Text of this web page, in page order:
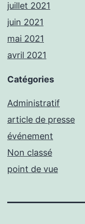
juillet 2021
juin 2021
mai 2021
avril 2021
Catégories
Administratif
article de presse
événement
Non classé
point de vue